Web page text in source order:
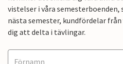
vistelser i våra
nästa semester, kundfördelar
dig att delta i tävlingar.